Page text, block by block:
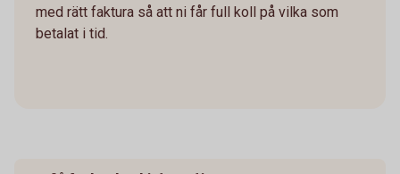
med rätt faktura så att ni får full koll på vilka som
betalat i tid.